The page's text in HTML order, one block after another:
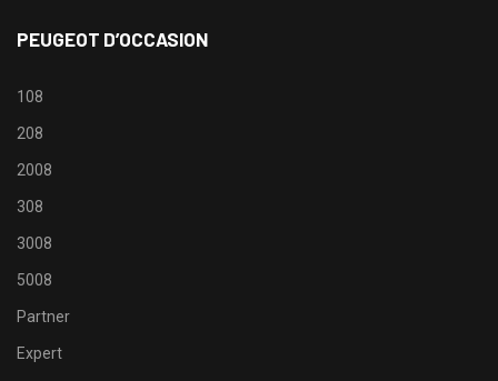
PEUGEOT D’OCCASION
108
208
2008
308
3008
5008
Partner
Expert